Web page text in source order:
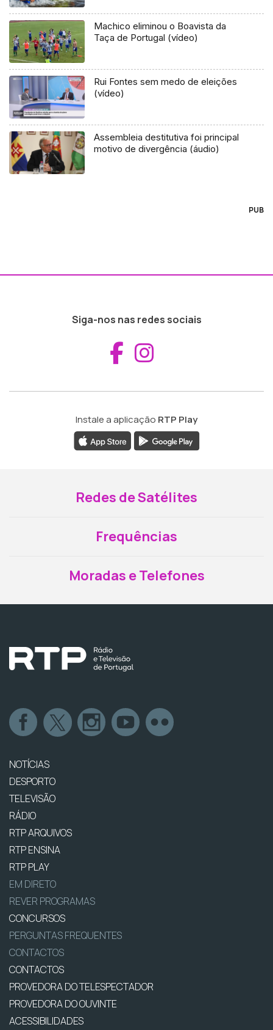
Machico eliminou o Boavista da
Taça de Portugal (vídeo)
Rui Fontes sem medo de eleições
(vídeo)
Assembleia destitutiva foi principal
motivo de divergência (áudio)
PUB
Siga-nos nas redes sociais
Aceder ao
Instale a aplicação RTP Play
Redes de Satélites
Frequências
Moradas e Telefones
NOTÍCIAS
DESPORTO
TELEVISÃO
RÁDIO
RTP ARQUIVOS
RTP ENSINA
RTP PLAY
EM DIRETO
REVER PROGRAMAS
CONCURSOS
PERGUNTAS FREQUENTES
CONTACTOS
CONTACTOS
PROVEDORA DO TELESPECTADOR
PROVEDORA DO OUVINTE
ACESSIBILIDADES